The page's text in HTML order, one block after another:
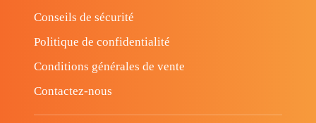
Conseils de sécurité
Politique de confidentialité
Conditions générales de vente
Contactez-nous